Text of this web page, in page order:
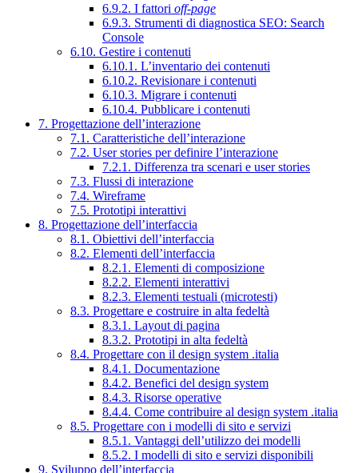
6.9.2. I fattori off-page
6.9.3. Strumenti di diagnostica SEO: Search
Console
6.10. Gestire i contenuti
6.10.1. L’inventario dei contenuti
6.10.2. Revisionare i contenuti
6.10.3. Migrare i contenuti
6.10.4. Pubblicare i contenuti
7. Progettazione dell’interazione
7.1. Caratteristiche dell’interazione
7.2. User stories per definire l’interazione
7.2.1. Differenza tra scenari e user stories
7.3. Flussi di interazione
7.4. Wireframe
7.5. Prototipi interattivi
8. Progettazione dell’interfaccia
8.1. Obiettivi dell’interfaccia
8.2. Elementi dell’interfaccia
8.2.1. Elementi di composizione
8.2.2. Elementi interattivi
8.2.3. Elementi testuali (microtesti)
8.3. Progettare e costruire in alta fedeltà
8.3.1. Layout di pagina
8.3.2. Prototipi in alta fedeltà
8.4. Progettare con il design system .italia
8.4.1. Documentazione
8.4.2. Benefici del design system
8.4.3. Risorse operative
8.4.4. Come contribuire al design system .italia
8.5. Progettare con i modelli di sito e servizi
8.5.1. Vantaggi dell’utilizzo dei modelli
8.5.2. I modelli di sito e servizi disponibili
9. Sviluppo dell’interfaccia